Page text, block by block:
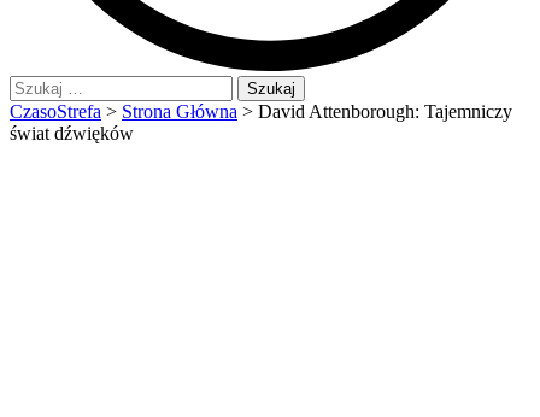
Szukaj:
CzasoStrefa > Strona Główna > David Attenborough: Tajemniczy
świat dźwięków